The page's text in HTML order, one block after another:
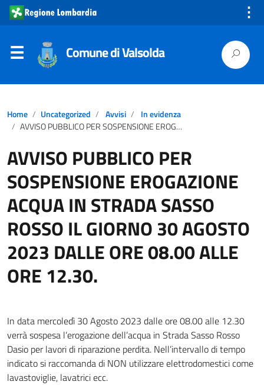
⋮
Comune di Valsolda
Home Uncategorized Avvisi
In evidenza
AVVISO PUBBLICO PER SOSPENSIONE EROGAZIONE ACQUA IN STRADA SASSO ROSSO IL GIORNO 30 AGOSTO 2023 DALLE ORE 08.00 ALLE ORE 12.30.
AVVISO PUBBLICO PER
SOSPENSIONE EROGAZIONE
ACQUA IN STRADA SASSO
ROSSO IL GIORNO 30 AGOSTO
2023 DALLE ORE 08.00 ALLE
ORE 12.30.
In data mercoledì 30 Agosto 2023 dalle ore 08.00 alle 12.30
verrà sospesa l’erogazione dell’acqua in Strada Sasso Rosso
Dasio per lavori di riparazione perdita. Nell’intervallo di tempo
indicato si raccomanda di NON utilizzare elettrodomestici come
lavastoviglie, lavatrici ecc.